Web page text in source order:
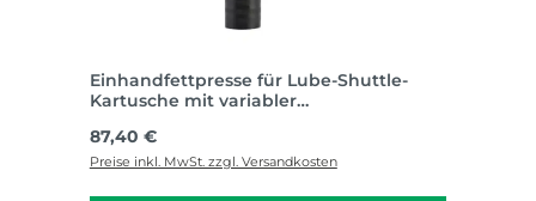
Einhandfettpresse für Lube-Shuttle-
Kartusche mit variabler
Regulärer Preis:
87,40 €
Preise inkl. MwSt. zzgl. Versandkosten